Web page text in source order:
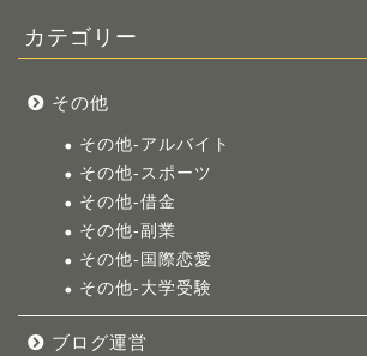
カテゴリー
その他
その他-アルバイト
その他-スポーツ
その他-借金
その他-副業
その他-国際恋愛
その他-大学受験
ブログ運営